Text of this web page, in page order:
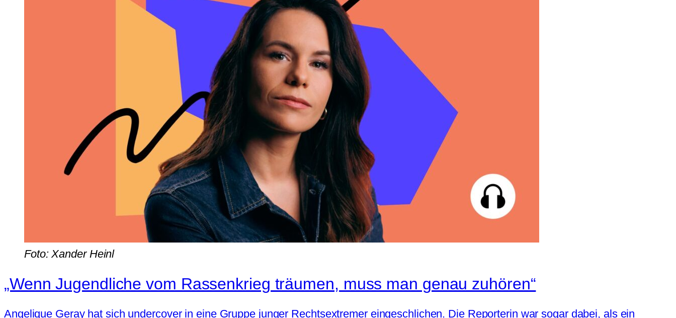
Foto: Xander Heinl
„Wenn Jugendliche vom Rassenkrieg träumen, muss man genau zuhören“
Angelique Geray hat sich undercover in eine Gruppe junger Rechtsextremer eingeschlichen. Die Reporterin war sogar dabei, als ein